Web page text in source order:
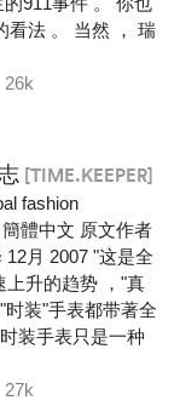
看法 。 当然 ， 瑞
[TIME.KEEPER]
fashion
體中文 原文作者
月 2007 "这是全
升的趋势 ，"真
装"手表都带著全
装手表只是一种